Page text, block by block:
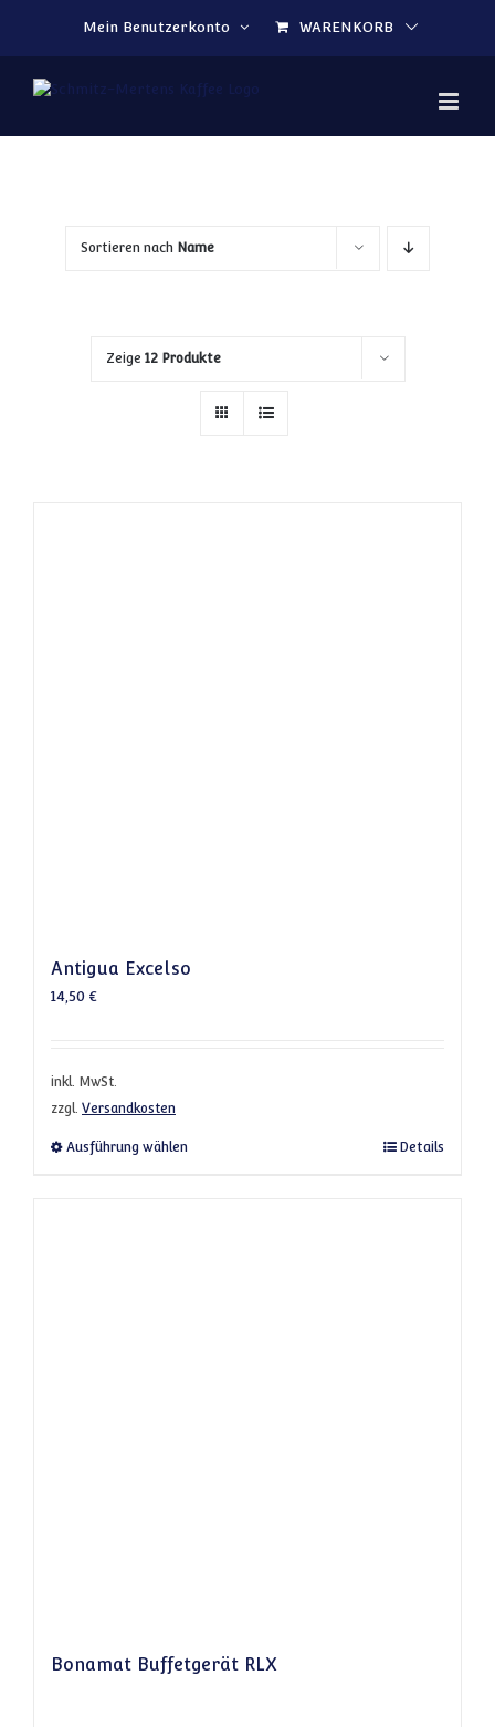
Mein Benutzerkonto
WARENKORB
Sortieren nach Name
Zeige 12 Produkte
Antigua Excelso
14,50 €
inkl. MwSt.
zzgl. Versandkosten
Ausführung wählen Dieses Produkt weist mehrere Varianten
Details
Bonamat Buffetgerät RLX